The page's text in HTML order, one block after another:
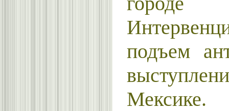
подъем
Мексике.